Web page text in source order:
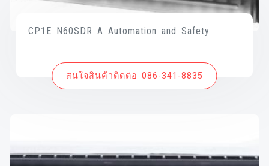
CP1E N60SDR A Automation and Safety
สนใจสินค้าติดต่อ 086-341-8835